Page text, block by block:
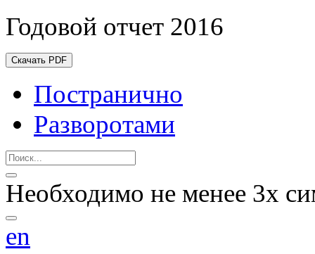
Годовой отчет 2016
Скачать PDF
Постранично
Разворотами
Необходимо не менее 3х
en